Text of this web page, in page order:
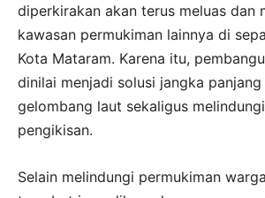
diperkirakan akan terus meluas dan
kawasan permukiman lainnya di
Kota Mataram. Karena itu,
dinilai menjadi solusi jangka
gelombang laut sekaligus
pengikisan.
Selain melindungi permukiman